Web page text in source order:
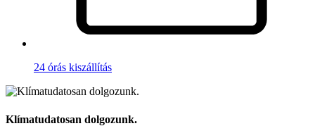
24 órás kiszállítás
Klímatudatosan dolgozunk.